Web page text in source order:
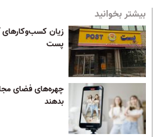
بیشتر بخوانید
زیان کسب‌وکارهای
پست
چهره‌های فضای
بدهند